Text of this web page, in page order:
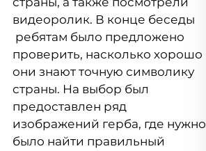
видеоролик. В конце беседы
ребятам было предложено
проверить, насколько хорошо
они знают точную символику
страны. На выбор был
предоставлен ряд
изображений герба, где нужно
было найти правильный